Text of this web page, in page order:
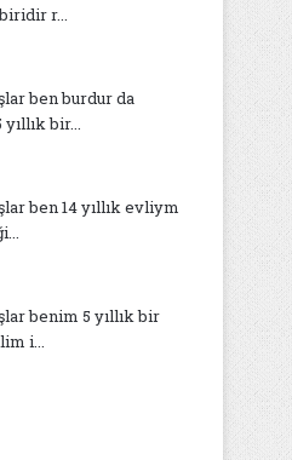
r...
ben burdur da
bir...
ben 14 yıllık evliym
benim 5 yıllık bir
i...